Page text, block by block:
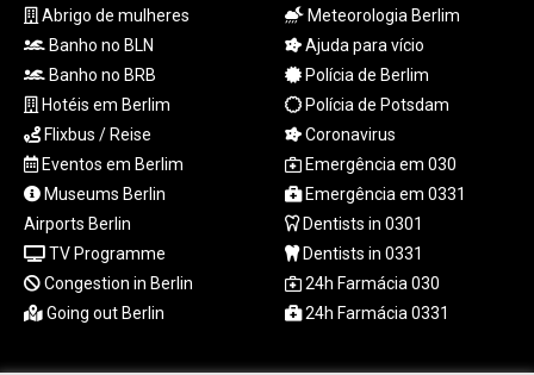
TND 3.386358
TRY 55.144784
TTD 7.812903
TZS
3051.762079
UAH 51.625959
UGX
4293.946644
USD 1.156136
UYU 46.399423
Abrigo de mulheres
Banho no BLN
Banho no BRB
Hotéis em Berlim
Flixbus / Reise
Eventos em Berlim
Museums Berlin
Airports Berlin
TV Programme
Congestion in Berlin
Going out Berlin
Meteorologia Berlim
Ajuda para vício
Polícia de Berlim
Polícia de Potsdam
Coronavirus
Emergência em 030
Emergência em 0331
Dentists in 0301
Dentists in 0331
24h Farmácia 030
24h Farmácia 0331